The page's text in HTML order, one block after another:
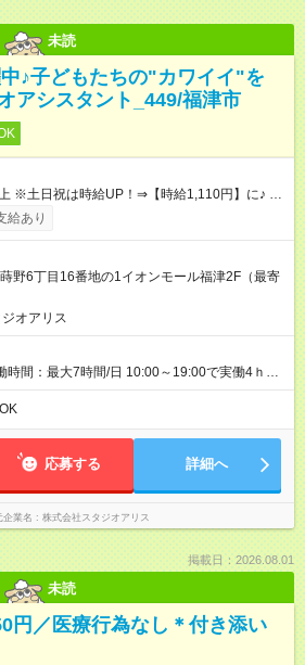
未読
♪子どもたちの"カワイイ"を
アシスタント_449/福津市
♪ ※
月1万5000円まで） 【時給UPのチャン
張りはちゃ～んと時給に反映
で 「準社員」に！⇒ 時給30円UP！ 《チャ
をGETすると… 年2回の昇格審査クリアで、
⇒ 時給100円以上UPも夢じゃない！ 【急な
前給制度あり】 「今月ピンチかも…」そんな時
分のお給料の一部を、 給料日前に受け取れる
：
給与は本採用時と同じです。
給あり
野6丁目16番地の1イオンモール福津2F（最寄
オアリス
時間：最大7時間/日 10:00～19:00で実働4ｈ～
ｈ～OK ◆土日祝勤務できる方歓迎
応募する 詳細へ
企業名 株式会社スタジオアリス
掲載日：2026.08.01
未読
円／医療行為なし＊付き添い